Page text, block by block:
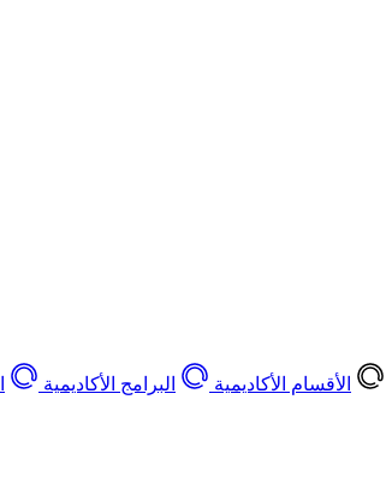
الأقسام الأكاديمية البرامج الأكاديمية